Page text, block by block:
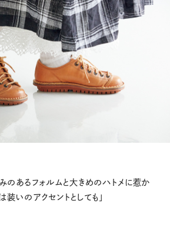
みのあるフォルムと大きめのハトメに惹か
装いのアクセントとしても」